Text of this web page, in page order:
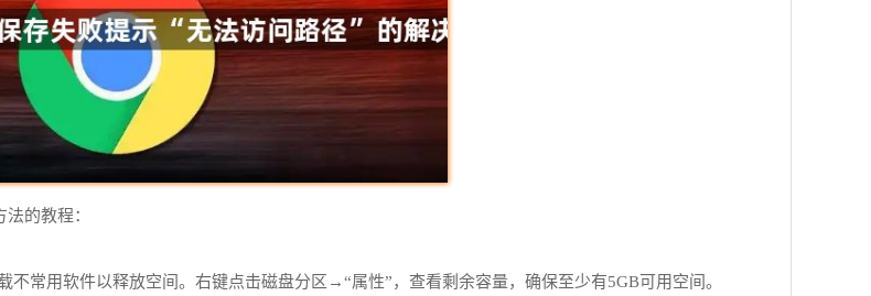
的教程：
不常用软件以释放空间。右键点击磁盘分区→“属性”，查看剩余容量，确保至少有5GB可用空间。